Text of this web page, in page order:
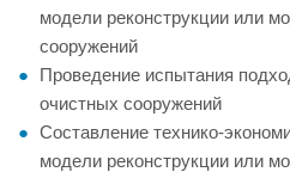
модели реконструкции или
сооружений
Проведение испытания
очистных сооружений
Составление технико-
модели реконструкции или